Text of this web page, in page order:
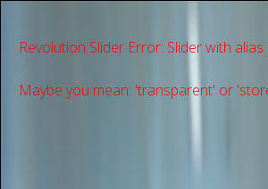
Revolution Slider Error: Slider with alias
Maybe you mean: 'transparent' or